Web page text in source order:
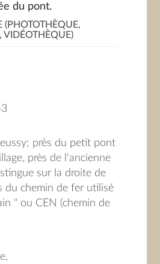
du pont.
(PHOTOTHÈQUE,
VIDÉOTHÈQUE)
près du petit pont
près de l'ancienne
sur la droite de
du chemin de fer utilisé
" ou CEN (chemin de
du Nord) qui